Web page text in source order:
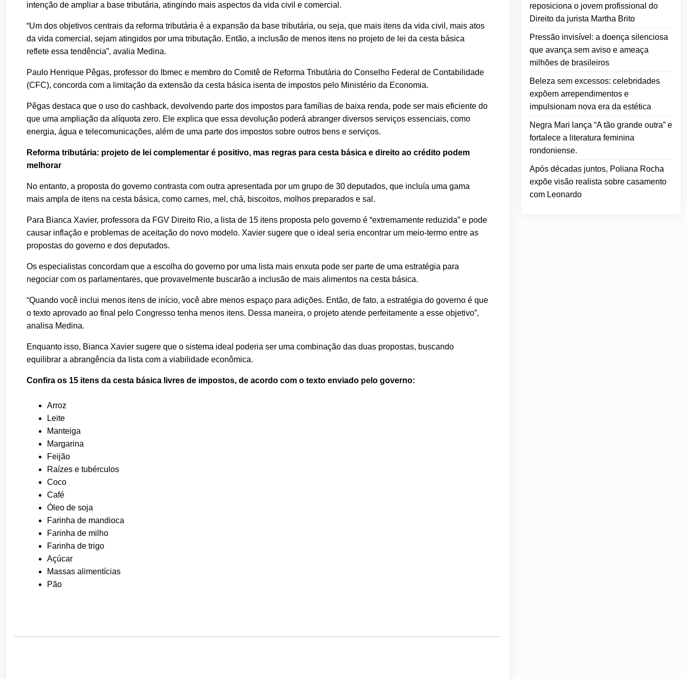
intenção de ampliar a base tributária, atingindo mais aspectos da vida civil e comercial.
“Um dos objetivos centrais da reforma tributária é a expansão da base tributária, ou seja, que mais itens da vida civil, mais atos
da vida comercial, sejam atingidos por uma tributação. Então, a inclusão de menos itens no projeto de lei da cesta básica
reflete essa tendência”, avalia Medina.
Paulo Henrique Pêgas, professor do Ibmec e membro do Comitê de Reforma Tributária do Conselho Federal de Contabilidade
(CFC), concorda com a limitação da extensão da cesta básica isenta de impostos pelo Ministério da Economia.
Pêgas destaca que o uso do cashback, devolvendo parte dos impostos para famílias de baixa renda, pode ser mais eficiente do
que uma ampliação da alíquota zero. Ele explica que essa devolução poderá abranger diversos serviços essenciais, como
energia, água e telecomunicações, além de uma parte dos impostos sobre outros bens e serviços.
Reforma tributária: projeto de lei complementar é positivo, mas regras para cesta básica e direito ao crédito podem
melhorar
No entanto, a proposta do governo contrasta com outra apresentada por um grupo de 30 deputados, que incluía uma gama
mais ampla de itens na cesta básica, como carnes, mel, chá, biscoitos, molhos preparados e sal.
Para Bianca Xavier, professora da FGV Direito Rio, a lista de 15 itens proposta pelo governo é “extremamente reduzida” e pode
causar inflação e problemas de aceitação do novo modelo. Xavier sugere que o ideal seria encontrar um meio-termo entre as
propostas do governo e dos deputados.
Os especialistas concordam que a escolha do governo por uma lista mais enxuta pode ser parte de uma estratégia para
negociar com os parlamentares, que provavelmente buscarão a inclusão de mais alimentos na cesta básica.
“Quando você inclui menos itens de início, você abre menos espaço para adições. Então, de fato, a estratégia do governo é que
o texto aprovado ao final pelo Congresso tenha menos itens. Dessa maneira, o projeto atende perfeitamente a esse objetivo”,
analisa Medina.
Enquanto isso, Bianca Xavier sugere que o sistema ideal poderia ser uma combinação das duas propostas, buscando
equilibrar a abrangência da lista com a viabilidade econômica.
Confira os 15 itens da cesta básica livres de impostos, de acordo com o texto enviado pelo governo:
Arroz
Leite
Manteiga
Margarina
Feijão
Raízes e tubérculos
Coco
Café
Óleo de soja
Farinha de mandioca
Farinha de milho
Farinha de trigo
Açúcar
Massas alimentícias
Pão
reposiciona o jovem profissional do
Direito da jurista Martha Brito
Pressão invisível: a doença silenciosa
que avança sem aviso e ameaça
milhões de brasileiros
Beleza sem excessos: celebridades
expõem arrependimentos e
impulsionam nova era da estética
Negra Mari lança “A tão grande outra” e
fortalece a literatura feminina
rondoniense.
Após décadas juntos, Poliana Rocha
expõe visão realista sobre casamento
com Leonardo